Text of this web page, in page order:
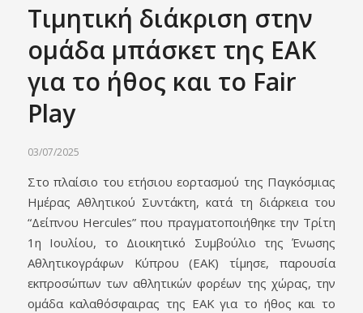
Τιμητική διάκριση στην
ομάδα μπάσκετ της ΕΑΚ
για το ήθος και το Fair
Play
03/07/2025
Στο πλαίσιο του ετήσιου εορτασμού της Παγκόσμιας
Ημέρας Αθλητικού Συντάκτη, κατά τη διάρκεια του
“Δείπνου Hercules” που πραγματοποιήθηκε την Τρίτη
1η Ιουλίου, το Διοικητικό Συμβούλιο της Ένωσης
Αθλητικογράφων Κύπρου (ΕΑΚ) τίμησε, παρουσία
εκπροσώπων των αθλητικών φορέων της χώρας, την
ομάδα καλαθόσφαιρας της ΕΑΚ για το ήθος και το